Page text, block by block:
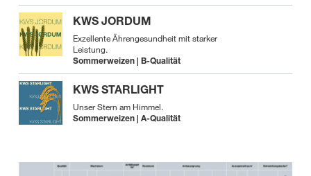
KWS JORDUM
Exzellente Ährengesundheit mit starker
Leistung.
Sommerweizen | B-Qualität
KWS STARLIGHT
Unser Stern am Himmel.
Sommerweizen | A-Qualität